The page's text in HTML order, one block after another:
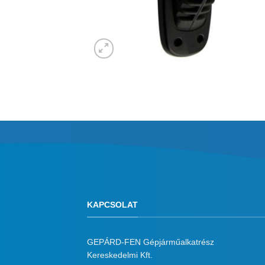
KAPCSOLAT
GEPÁRD-FEN Gépjárműalkatrész
Kereskedelmi Kft.